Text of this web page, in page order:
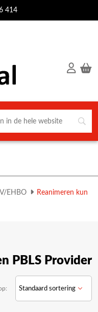
414
EHBO
Reanimeren kun
PBLS Provider